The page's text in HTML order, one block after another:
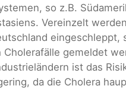
so z.B.
Vereinzelt
eingeschleppt,
Cholerafälle gemeldet
ist das
da die Cholera